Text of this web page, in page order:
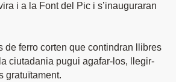
i a la Font del Pic i s’inauguraran
de ferro corten que contindran llibres
ciutadania pugui agafar-los, llegir-
gratuïtament.